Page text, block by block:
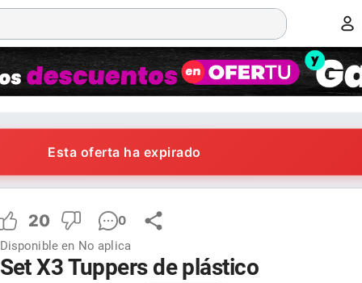
Esta oferta ha expirado
20 0
Disponible en No aplica
Set X3 Tuppers de plástico